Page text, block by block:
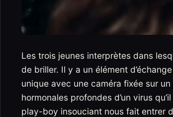
Les trois jeunes interprètes dans
de briller. Il y a un élément
unique avec une caméra fixée sur
hormonales profondes d’un virus
play-boy insouciant nous fait entrer